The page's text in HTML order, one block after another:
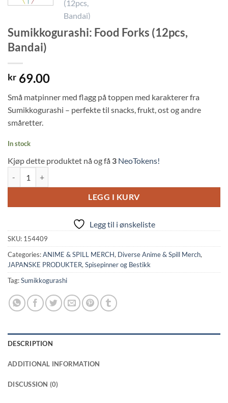
Sumikkogurashi: Food Forks (12pcs,
Bandai)
kr 69.00
Små matpinner med flagg på toppen med karakterer fra
Sumikkogurashi – perfekte til snacks, frukt, ost og andre
småretter.
In stock
Kjøp dette produktet nå og få 3 NeoTokens!
LEGG I KURV
Legg til i ønskeliste
SKU: 154409
Categories:ANIME & SPILL MERCH, Diverse Anime & Spill Merch,
JAPANSKE PRODUKTER, Spisepinner og Bestikk
Tag:Sumikkogurashi
DESCRIPTION
ADDITIONAL INFORMATION
DISCUSSION (0)